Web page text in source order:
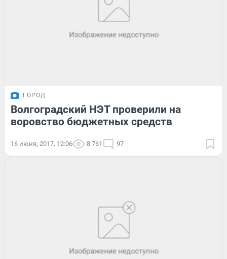
ГОРОД
Волгоградский НЭТ проверили на
воровство бюджетных средств
16 июня, 2017, 12:06 8 761 97